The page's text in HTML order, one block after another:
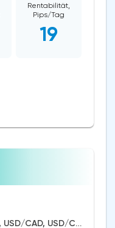
Rentabilität,
Pips/Tag
19
AUD/USD, EUR/USD, GBP/USD, USD/CAD, USD/CHF, USD/JPY, USD/RUB, USD/ZAR, USD/TRY, CAD/CHF, EUR/AUD, EUR/NZD, EUR/GBP, CAD/JPY, USD/SGD, USD/NOK, EUR/CHF, GBP/AUD, GBP/NZD, USD/SEK, AUD/NZD, GBP/CHF, EUR/NOK, NZD/CHF, AUD/CHF, EUR/JPY, CHF/JPY, EUR/CAD, GBP/JPY, NZD/JPY, AUD/JPY, NZD/USD, GBP/CAD, NZD/CAD, AUD/CAD, Dash/USD, Stellar/USD, EthereumClassic/USD, Zcash/USD, Cardano/USD, EOS/USD, BitcoinCash/USD, Litecoin/USD, Tron/USD, NEO/USD, Ethereum/Bitcoin, Ethereum/USD, Monero/USD, Bitcoin/USD, XRP/USD, US Dollar Index, DAX, Nikkei 225, Dow Jones, NASDAQ 100, S&P 500, RUSSELL 2000, China A50, FTSE 100, Hang Seng, WTI Crude Oil, Natural Gas, Palladium, Silver, Gold, Copper, Platinum, Alphabet, Alibaba, Visa, MasterCard, Nike, Uber Technologies, Apple, Microsoft, McDonald's, Netflix, Procter & Gamble, Coca-Cola, nVidia, Pfizer, Meta Platforms, Twitter, Bank of America, Intel, Amazon, Oracle, Tesla Motors, Spotify, Boeing, Corn, Wheat, Soybean, Dogecoin, Binance Coin, Polkadot, Uniswap, Chainlink, Axie Infinity, USD/CNY, USD/INR, Solana, Aave, Avalanche